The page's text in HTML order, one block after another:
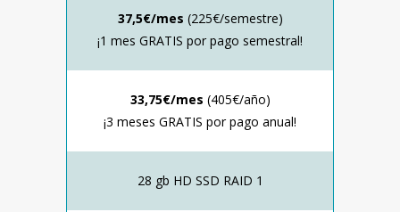
37,5€/mes (225€/semestre)
¡1 mes GRATIS por pago semestral!
33,75€/mes (405€/año)
¡3 meses GRATIS por pago anual!
28 gb HD SSD RAID 1